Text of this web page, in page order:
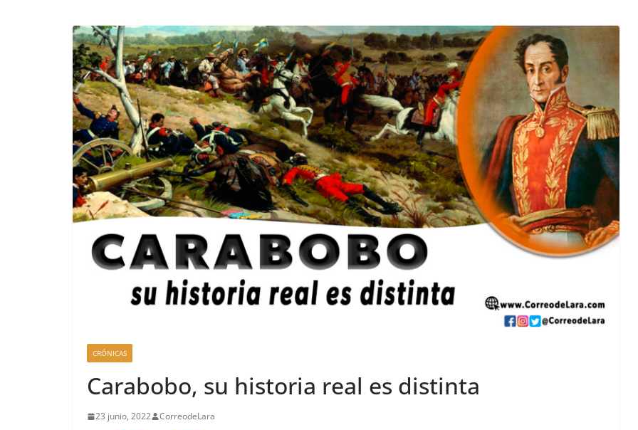
CRÓNICAS
Carabobo, su historia real es distinta
23 junio, 2022 CorreodeLara